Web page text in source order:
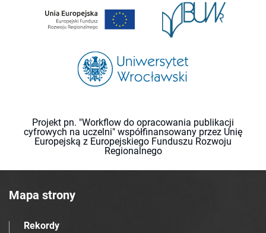
Projekt pn. "Workflow do opracowania publikacji
cyfrowych na uczelni" współfinansowany przez Unię
Europejską z Europejskiego Funduszu Rozwoju
Regionalnego
Mapa strony
Rekordy